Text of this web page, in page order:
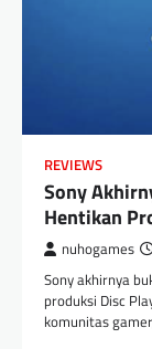
REVIEWS
Sony
Hentikan
nuhogames
Sony akhirnya
produksi Disc
komunitas